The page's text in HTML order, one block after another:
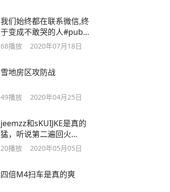
我们始终都在联系微信,终
于变成不敢哭的人#pubg
压枪
68播放 2020年07月18日
雪地房区攻防战
49播放 2020年04月25日
jeemzz和sKUIJKE是真的
猛，听说第二遍回火
#pubg
20播放 2020年05月05日
四倍M4扫车是真的爽